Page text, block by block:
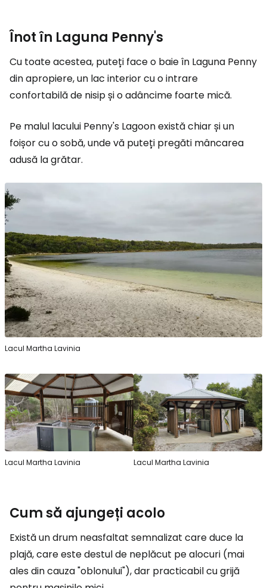
Înot în Laguna Penny's
Cu toate acestea, puteți face o baie în Laguna Penny
din apropiere, un lac interior cu o intrare
confortabilă de nisip și o adâncime foarte mică.
Pe malul lacului Penny's Lagoon există chiar și un
foișor cu o sobă, unde vă puteți pregăti mâncarea
adusă la grătar.
Lacul Martha Lavinia
Lacul Martha Lavinia Lacul Martha Lavinia
Cum să ajungeți acolo
Există un drum neasfaltat semnalizat care duce la
plajă, care este destul de neplăcut pe alocuri (mai
ales din cauza "oblonului"), dar practicabil cu grijă